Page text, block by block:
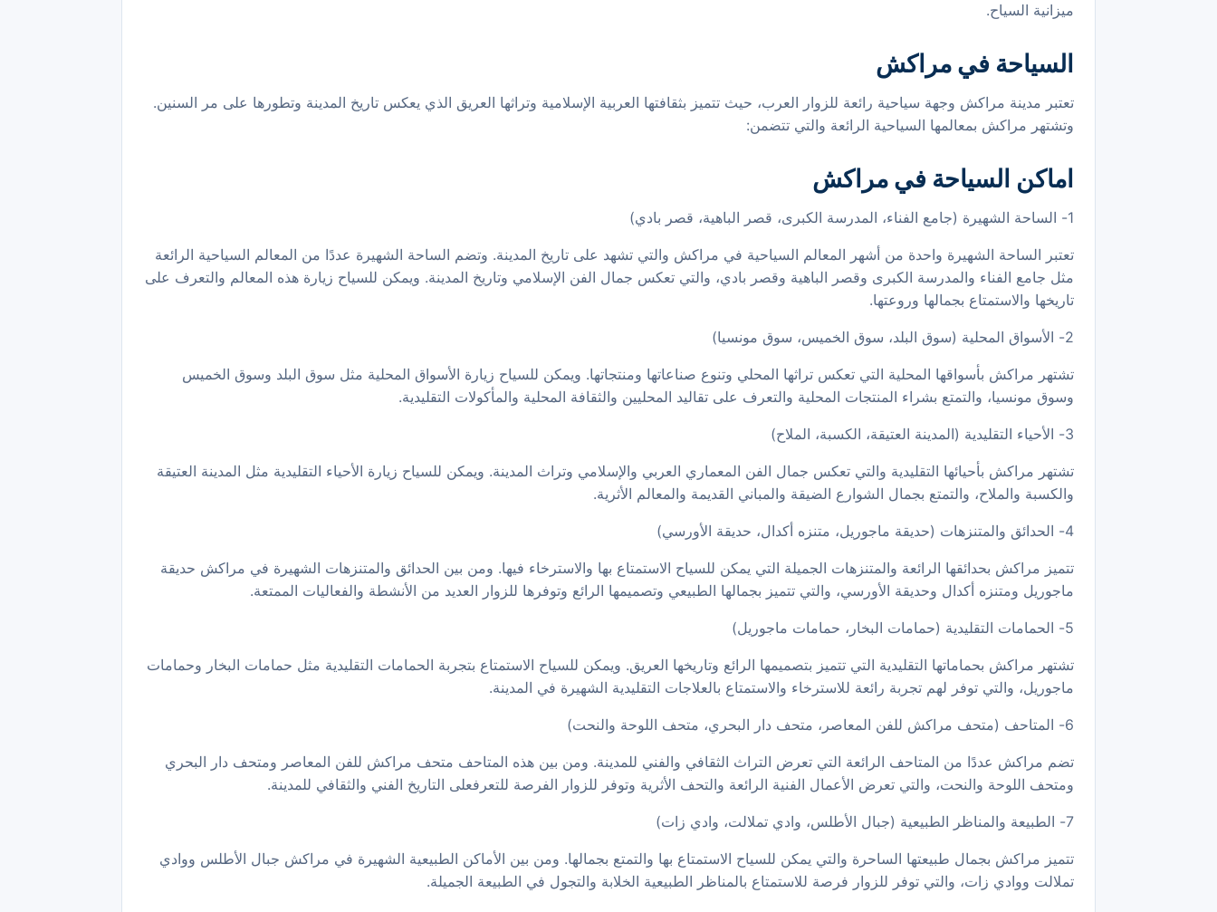
ميزانية السياح.
السياحة في مراكش
تعتبر مدينة مراكش وجهة سياحية رائعة للزوار العرب، حيث تتميز بثقافتها العربية الإسلامية وتراثها العريق الذي يعكس تاريخ المدينة وتطورها على مر السنين.
وتشتهر مراكش بمعالمها السياحية الرائعة والتي تتضمن:
اماكن السياحة في مراكش
1- الساحة الشهيرة (جامع الفناء، المدرسة الكبرى، قصر الباهية، قصر بادي)
تعتبر الساحة الشهيرة واحدة من أشهر المعالم السياحية في مراكش والتي تشهد على تاريخ المدينة. وتضم الساحة الشهيرة عددًا من المعالم السياحية الرائعة
مثل جامع الفناء والمدرسة الكبرى وقصر الباهية وقصر بادي، والتي تعكس جمال الفن الإسلامي وتاريخ المدينة. ويمكن للسياح زيارة هذه المعالم والتعرف على
تاريخها والاستمتاع بجمالها وروعتها.
2- الأسواق المحلية (سوق البلد، سوق الخميس، سوق مونسيا)
تشتهر مراكش بأسواقها المحلية التي تعكس تراثها المحلي وتنوع صناعاتها ومنتجاتها. ويمكن للسياح زيارة الأسواق المحلية مثل سوق البلد وسوق الخميس
وسوق مونسيا، والتمتع بشراء المنتجات المحلية والتعرف على تقاليد المحليين والثقافة المحلية والمأكولات التقليدية.
3- الأحياء التقليدية (المدينة العتيقة، الكسبة، الملاح)
تشتهر مراكش بأحيائها التقليدية والتي تعكس جمال الفن المعماري العربي والإسلامي وتراث المدينة. ويمكن للسياح زيارة الأحياء التقليدية مثل المدينة العتيقة
والكسبة والملاح، والتمتع بجمال الشوارع الضيقة والمباني القديمة والمعالم الأثرية.
4- الحدائق والمتنزهات (حديقة ماجوريل، متنزه أكدال، حديقة الأورسي)
تتميز مراكش بحدائقها الرائعة والمتنزهات الجميلة التي يمكن للسياح الاستمتاع بها والاسترخاء فيها. ومن بين الحدائق والمتنزهات الشهيرة في مراكش حديقة
ماجوريل ومتنزه أكدال وحديقة الأورسي، والتي تتميز بجمالها الطبيعي وتصميمها الرائع وتوفرها للزوار العديد من الأنشطة والفعاليات الممتعة.
5- الحمامات التقليدية (حمامات البخار، حمامات ماجوريل)
تشتهر مراكش بحماماتها التقليدية التي تتميز بتصميمها الرائع وتاريخها العريق. ويمكن للسياح الاستمتاع بتجربة الحمامات التقليدية مثل حمامات البخار وحمامات
ماجوريل، والتي توفر لهم تجربة رائعة للاسترخاء والاستمتاع بالعلاجات التقليدية الشهيرة في المدينة.
6- المتاحف (متحف مراكش للفن المعاصر، متحف دار البحري، متحف اللوحة والنحت)
تضم مراكش عددًا من المتاحف الرائعة التي تعرض التراث الثقافي والفني للمدينة. ومن بين هذه المتاحف متحف مراكش للفن المعاصر ومتحف دار البحري
ومتحف اللوحة والنحت، والتي تعرض الأعمال الفنية الرائعة والتحف الأثرية وتوفر للزوار الفرصة للتعرفعلى التاريخ الفني والثقافي للمدينة.
7- الطبيعة والمناظر الطبيعية (جبال الأطلس، وادي تملالت، وادي زات)
تتميز مراكش بجمال طبيعتها الساحرة والتي يمكن للسياح الاستمتاع بها والتمتع بجمالها. ومن بين الأماكن الطبيعية الشهيرة في مراكش جبال الأطلس ووادي
تملالت ووادي زات، والتي توفر للزوار فرصة للاستمتاع بالمناظر الطبيعية الخلابة والتجول في الطبيعة الجميلة.